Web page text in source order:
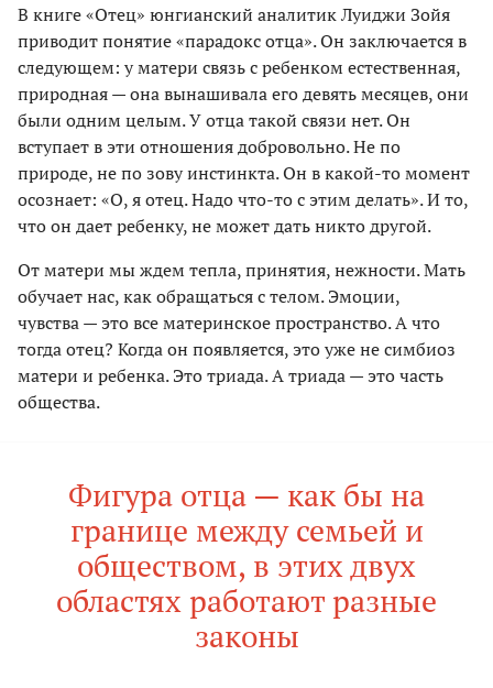
В книге «Отец» юнгианский аналитик Луиджи Зойя
приводит понятие «парадокс отца». Он заключается в
следующем: у матери связь с ребенком естественная,
природная — она вынашивала его девять месяцев, они
были одним целым. У отца такой связи нет. Он
вступает в эти отношения добровольно. Не по
природе, не по зову инстинкта. Он в какой-то момент
осознает: «О, я отец. Надо что-то с этим делать». И то,
что он дает ребенку, не может дать никто другой.
От матери мы ждем тепла, принятия, нежности. Мать
обучает нас, как обращаться с телом. Эмоции,
чувства — это все материнское пространство. А что
тогда отец? Когда он появляется, это уже не симбиоз
матери и ребенка. Это триада. А триада — это часть
общества.
Фигура отца — как бы на
границе между семьей и
обществом, в этих двух
областях работают разные
законы